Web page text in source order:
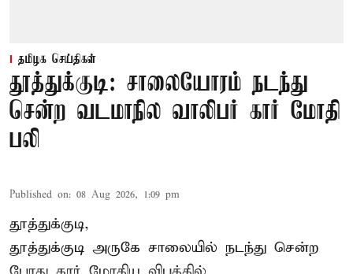
தமிழக செய்திகள்
தூத்துக்குடி: சாலையோரம் நடந்து
சென்ற வடமாநில வாலிபர் கார் மோதி
பலி
Published on: 08 Aug 2026, 1:09 pm
தூத்துக்குடி,
தூத்துக்குடி அருகே சாலையில் நடந்து சென்ற